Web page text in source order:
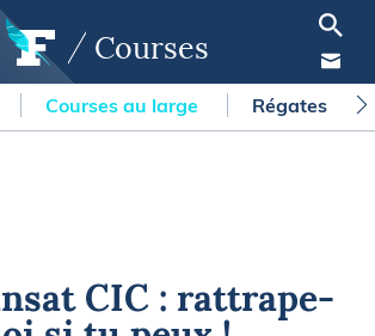
Courses
Courses au large Régates
CIC : rattrape-